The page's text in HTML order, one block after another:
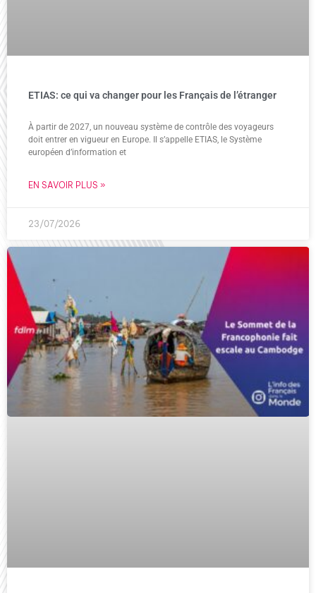
ETIAS: ce qui va changer pour les Français de l’étranger
À partir de 2027, un nouveau système de contrôle des voyageurs
doit entrer en vigueur en Europe. Il s’appelle ETIAS, le Système
européen d’information et
EN SAVOIR PLUS »
23/07/2026